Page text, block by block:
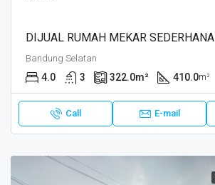
Bandung Selatan
4.0 3 322.0m² 410.0m²
Call E-mail